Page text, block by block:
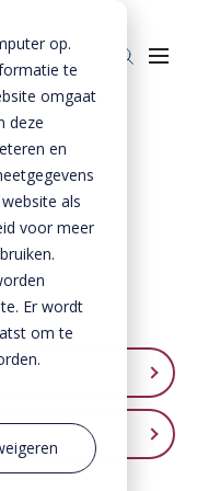
op.
te
omgaat
deze
en
als
voor meer
Er wordt
om te